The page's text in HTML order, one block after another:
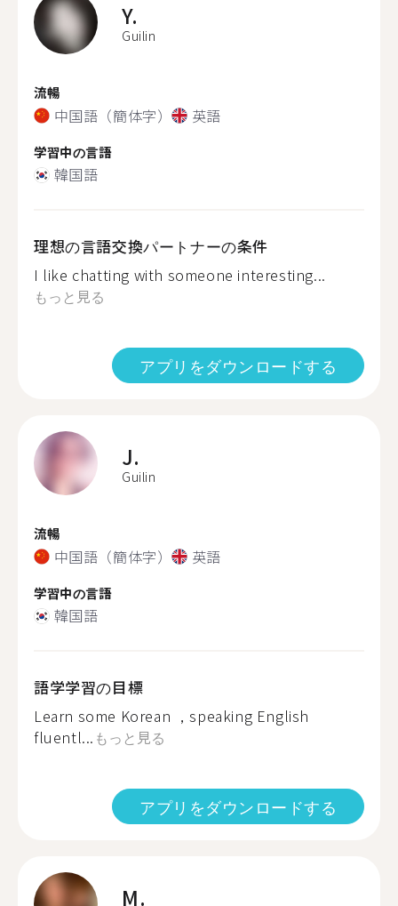
Y.
Guilin
流暢
中国語（簡体字） 英語
学習中の言語
韓国語
理想の言語交換パートナーの条件
I like chatting with someone interesting...
もっと見る
アプリをダウンロードする
J.
Guilin
流暢
中国語（簡体字） 英語
学習中の言語
韓国語
語学学習の目標
Learn some Korean ，speaking English
fluentl... もっと見る
アプリをダウンロードする
M.